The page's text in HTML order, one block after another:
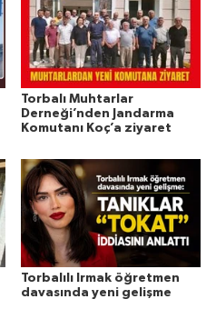
Torbalı Muhtarlar
Derneği’nden Jandarma
Komutanı Koç’a ziyaret
Torbalılı Irmak öğretmen
davasında yeni gelişme